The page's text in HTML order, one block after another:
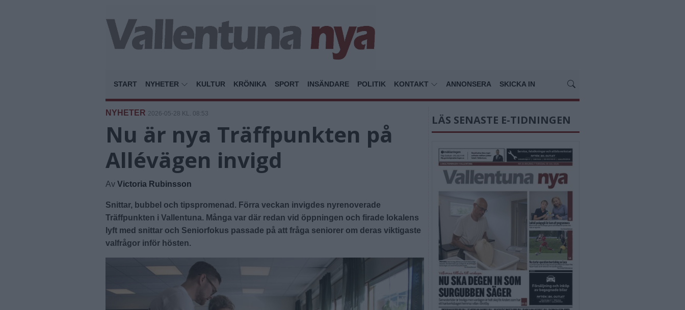
START NYHETER KULTUR KRÖNIKA SPORT INSÄNDARE POLITIK KONTAKT ANNONSERA SKICKA IN
NYHETER 2026-05-28 KL. 08:53
Nu är nya Träffpunkten på
Allévägen invigd
Av Victoria Rubinsson
Snittar, bubbel och tipspromenad. Förra veckan invigdes nyrenoverade
Träffpunkten i Vallentuna. Många var där redan vid öppningen och firade lokalens
lyft med snittar och Seniorfokus passade på att fråga seniorer om deras viktigaste
valfrågor inför hösten.
LÄS SENASTE E-TIDNINGEN